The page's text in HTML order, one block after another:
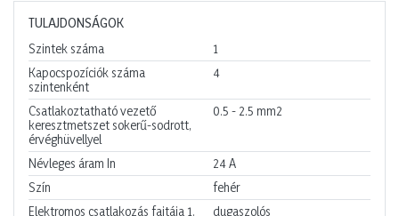
TULAJDONSÁGOK
Szintek száma
1
Kapocspozíciók száma
szintenként
4
Csatlakoztatható vezető
keresztmetszet sokerű-sodrott,
érvéghüvellyel
0.5 - 2.5 mm2
Névleges áram In 24A
Szín
fehér
Elektromos csatlakozás fajtája 1.
dugaszolós